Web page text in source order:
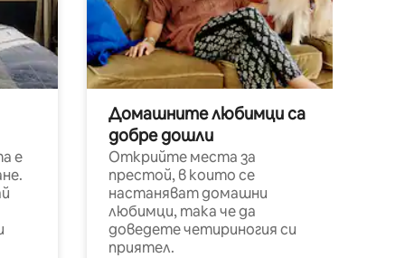
е
Домашните любимци са
добре дошли
Открийте места за
престой, в които се
настаняват домашни
любимци, така че да
доведете четириногия си
приятел.